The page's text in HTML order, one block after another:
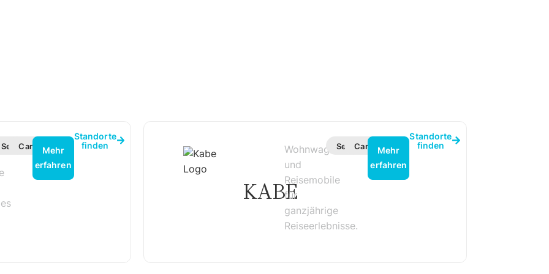
ServiceCaravaning
Mehr
erfahren
Standorte
finden
KABE
Wohnwagen
und
Reisemobile
für
ganzjährige
Reiseerlebnisse.
ServiceCaravaning
Mehr
erfahren
Standorte
finden